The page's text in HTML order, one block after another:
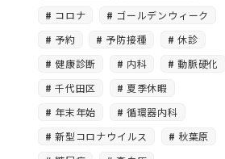
コロナ
ゴールデンウィーク
予約
予防接種
休診
健康診断
内科
動脈硬化
千代田区
夏季休暇
年末年始
循環器内科
新型コロナウイルス
秋葉原